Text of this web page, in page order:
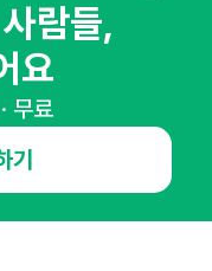
람들,
요
무료
기